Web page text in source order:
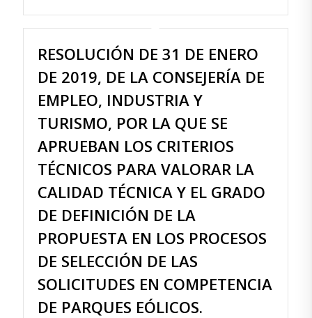
RESOLUCIÓN DE 31 DE ENERO
DE 2019, DE LA CONSEJERÍA DE
EMPLEO, INDUSTRIA Y
TURISMO, POR LA QUE SE
APRUEBAN LOS CRITERIOS
TÉCNICOS PARA VALORAR LA
CALIDAD TÉCNICA Y EL GRADO
DE DEFINICIÓN DE LA
PROPUESTA EN LOS PROCESOS
DE SELECCIÓN DE LAS
SOLICITUDES EN COMPETENCIA
DE PARQUES EÓLICOS.